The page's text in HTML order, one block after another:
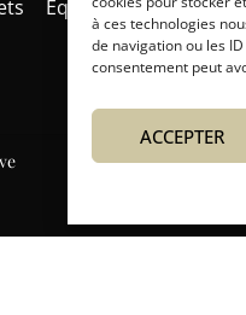
à ces technologies
de navigation ou les
consentement peut
ACCEPTER
Equipment hire